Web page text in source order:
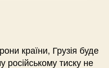
країни, Грузія буде
російському тиску не